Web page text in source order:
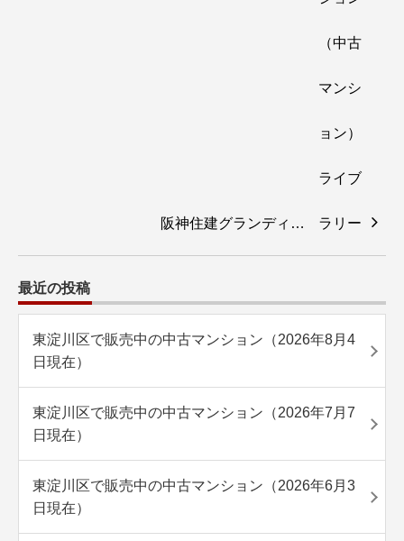
阪神住建グランディ…
最近の投稿
東淀川区で販売中の中古マンション（2026年8月4
日現在）
東淀川区で販売中の中古マンション（2026年7月7
日現在）
東淀川区で販売中の中古マンション（2026年6月3
日現在）